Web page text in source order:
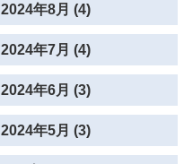
2024年8月 (4)
2024年7月 (4)
2024年6月 (3)
2024年5月 (3)